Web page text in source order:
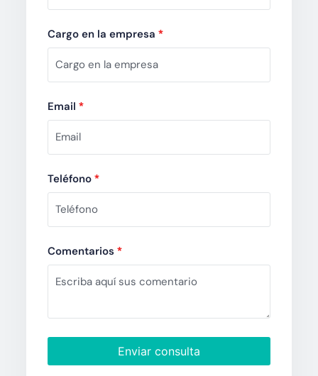
Cargo en la empresa *
Email *
Teléfono *
Comentarios *
Enviar consulta